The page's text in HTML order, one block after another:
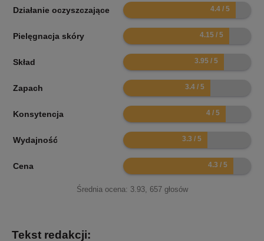
Działanie oczyszczające 8.8
Pielęgnacja skóry 8.3
Skład 7.9
Zapach 6.8
Konsytencja 8
Wydajność 6.6
Cena 8.6
Średnia ocena: 3.93, 657głosów
Tekst redakcji: